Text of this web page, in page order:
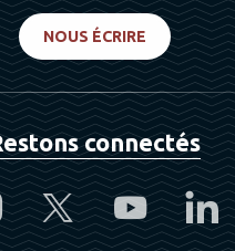
NOUS ÉCRIRE
connectés